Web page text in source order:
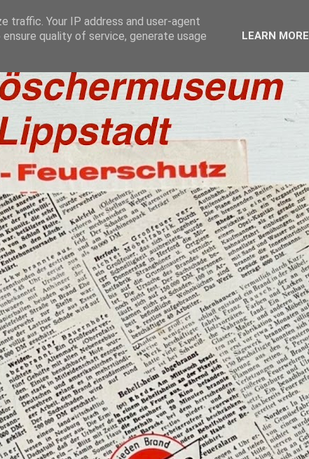
traffic. Your IP address and user-agent
quality of service, generate usage
LEARN MORE